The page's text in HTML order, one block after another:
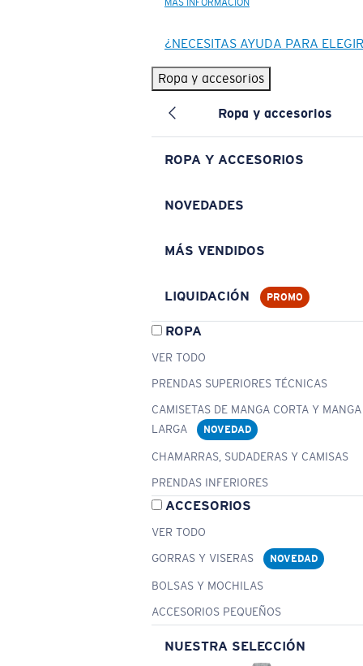
MÁS INFORMACIÓN
¿NECESITAS AYUDA PARA
Ropa y accesorios
Ropa y accesorios
ROPA Y ACCESORIOS
NOVEDADES
MÁS VENDIDOS
LIQUIDACIÓN PROMO
ROPA
VER TODO
PRENDAS SUPERIORES TÉCNICAS
CAMISETAS DE MANGA CORTA Y MANGA
LARGA
NOVEDAD
CHAMARRAS, SUDADERAS Y CAMISAS
PRENDAS INFERIORES
ACCESORIOS
VER TODO
GORRAS Y VISERAS
NOVEDAD
BOLSAS Y MOCHILAS
ACCESORIOS PEQUEÑOS
NUESTRA SELECCIÓN